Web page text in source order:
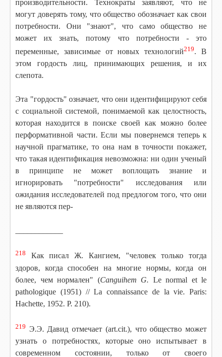
производительности. Технократы заявляют, что не
могут доверять тому, что общество обозначает как свои
потребности. Они "знают", что само общество не
может их знать, потому что потребности - это
переменные, зависимые от новых технологий219. В
этом гордость лиц, принимающих решения, и их
слепота.
Эта "гордость" означает, что они идентифицируют себя
с социальной системой, понимаемой как целостность,
которая находится в поиске своей как можно более
перформативной части. Если мы повернемся теперь к
научной прагматике, то она нам в точности покажет,
что такая идентификация невозможна: ни один ученый
в принципе не может воплощать знание и
игнорировать "потребности" исследования или
ожидания исследователей под предлогом того, что они
не являются пер-
218
Как писал Ж. Кангием, "человек только тогда
здоров, когда способен на многие нормы, когда он
более, чем нормален" (Canguihem G. Le normal et le
pathologique (1951) // La connaissance de la vie. Paris:
Hachette, 1952. P. 210).
219 Э.Э. Давид отмечает (art.cit.), что общество может
узнать о потребностях, которые оно испытывает в
современном состоянии, только от своего